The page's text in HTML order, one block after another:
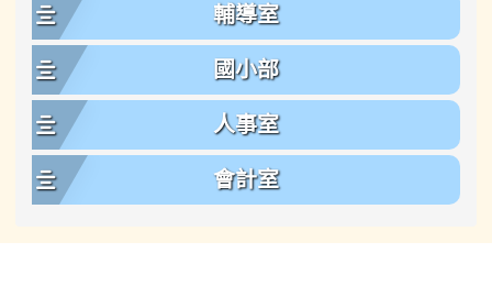
輔導室
國小部
人事室
會計室